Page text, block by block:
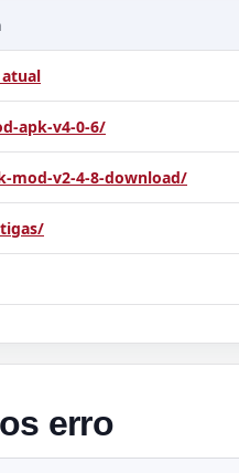
apk-v4-0-6/
mod-v2-4-8-download/
erro